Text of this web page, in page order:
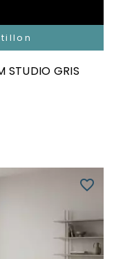
STUDIO GRIS
favorite_border